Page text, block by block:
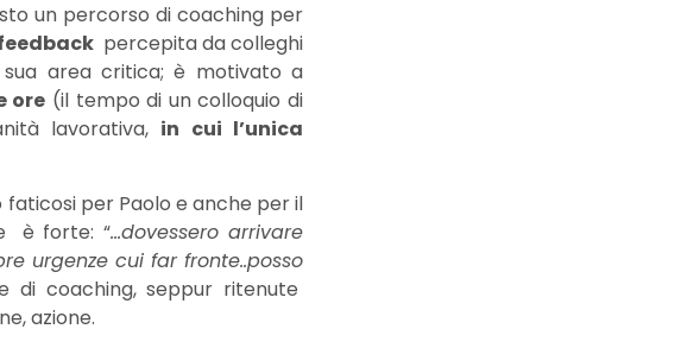
un percorso di coaching per
percepita da colleghi
area critica; è motivato a
ore (il tempo di un colloquio di
lavorativa, in cui l’unica
faticosi per Paolo e anche per il
è forte: “…dovessero arrivare
urgenze cui far fronte..posso
di coaching, seppur ritenute
azione.